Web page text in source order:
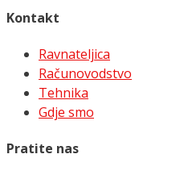
Kontakt
Ravnateljica
Računovodstvo
Tehnika
Gdje smo
Pratite nas